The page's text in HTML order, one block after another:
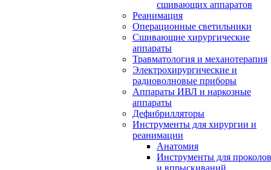
сшивающих аппаратов
Реанимация
Операционные светильники
Сшивающие хирургические
аппараты
Травматология и механотерапия
Электрохирургические и
радиоволновые приборы
Аппараты ИВЛ и наркозные
аппараты
Дефибрилляторы
Инструменты для хирургии и
реанимации
Анатомия
Инструменты для проколов
и впрыскиваний